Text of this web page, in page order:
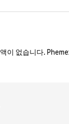
이 없습니다.